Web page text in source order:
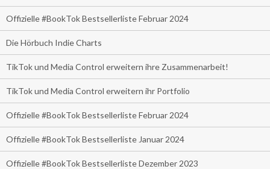
Offizielle #BookTok Bestsellerliste Februar 2024
Die Hörbuch Indie Charts
TikTok und Media Control erweitern ihre Zusammenarbeit!
TikTok und Media Control erweitern ihr Portfolio
Offizielle #BookTok Bestsellerliste Februar 2024
Offizielle #BookTok Bestsellerliste Januar 2024
Offizielle #BookTok Bestsellerliste Dezember 2023